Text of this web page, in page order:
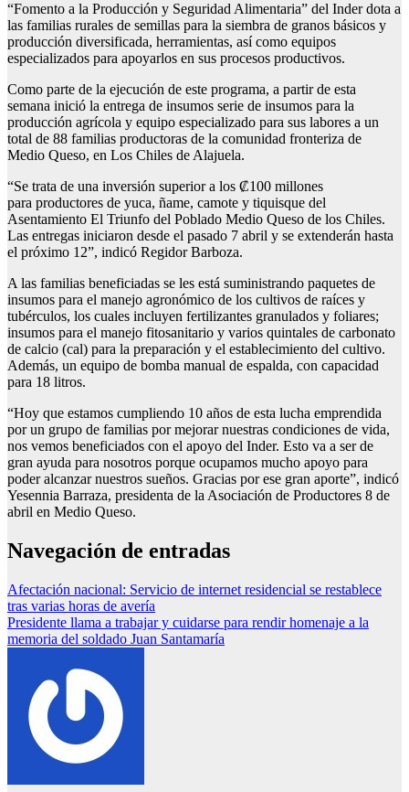
“Fomento a la Producción y Seguridad Alimentaria” del Inder dota a
las familias rurales de semillas para la siembra de granos básicos y
producción diversificada, herramientas, así como equipos
especializados para apoyarlos en sus procesos productivos.
Como parte de la ejecución de este programa, a partir de esta
semana inició la entrega de insumos serie de insumos para la
producción agrícola y equipo especializado para sus labores a un
total de 88 familias productoras de la comunidad fronteriza de
Medio Queso, en Los Chiles de Alajuela.
“Se trata de una inversión superior a los ₡100 millones
para productores de yuca, ñame, camote y tiquisque del
Asentamiento El Triunfo del Poblado Medio Queso de los Chiles.
Las entregas iniciaron desde el pasado 7 abril y se extenderán hasta
el próximo 12”, indicó Regidor Barboza.
A las familias beneficiadas se les está suministrando paquetes de
insumos para el manejo agronómico de los cultivos de raíces y
tubérculos, los cuales incluyen fertilizantes granulados y foliares;
insumos para el manejo fitosanitario y varios quintales de carbonato
de calcio (cal) para la preparación y el establecimiento del cultivo.
Además, un equipo de bomba manual de espalda, con capacidad
para 18 litros.
“Hoy que estamos cumpliendo 10 años de esta lucha emprendida
por un grupo de familias por mejorar nuestras condiciones de vida,
nos vemos beneficiados con el apoyo del Inder. Esto va a ser de
gran ayuda para nosotros porque ocupamos mucho apoyo para
poder alcanzar nuestros sueños. Gracias por ese gran aporte”, indicó
Yesennia Barraza, presidenta de la Asociación de Productores 8 de
abril en Medio Queso.
Navegación de entradas
Afectación nacional: Servicio de internet residencial se restablece
tras varias horas de avería
Presidente llama a trabajar y cuidarse para rendir homenaje a la
memoria del soldado Juan Santamaría